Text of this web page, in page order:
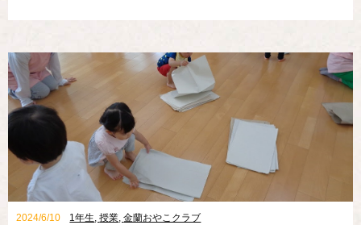
2024/6/10 1年生,授業,金蘭おやこクラブ